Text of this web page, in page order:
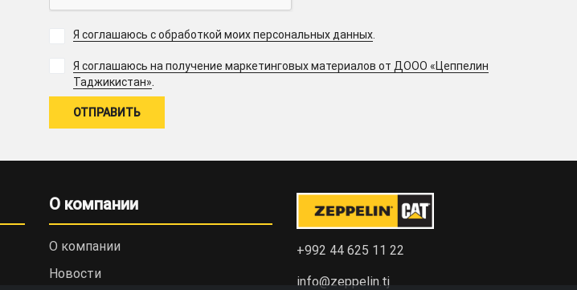
Я соглашаюсь с обработкой моих персональных данных
Я соглашаюсь на получение маркетинговых материалов от ДООО «Цеппелин
Таджикистан».
О компании
О компании
Новости
+992 44 625 11 22
info@zeppelin.tj